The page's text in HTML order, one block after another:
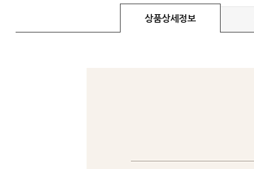
상품상세정보